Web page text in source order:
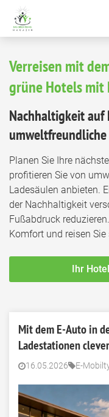
Verreisen mit
grüne Hotels mit
Nachhaltigkeit auf
Planen Sie Ihre
profitieren Sie von
Ladesäulen anbieten.
der Nachhaltigkeit
Fußabdruck
Komfort und reisen
Ihr
Mit dem E-Auto in
Ladestationen
16.05.2026 E-